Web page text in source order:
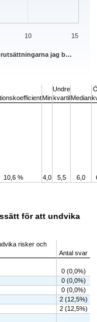
jag b…
10 15
Min
Undre
kvartilMedian
10,6 % 4,0 5,5 6,0
för att undvika
risker och
Antal svar
0 (0,0%)
0 (0,0%)
0 (0,0%)
2 (12,5%)
2 (12,5%)